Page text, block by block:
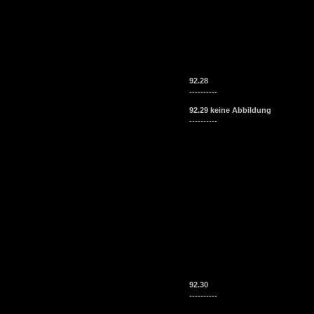
92.28
----------
92.29 keine Abbildung
----------
92.30
----------